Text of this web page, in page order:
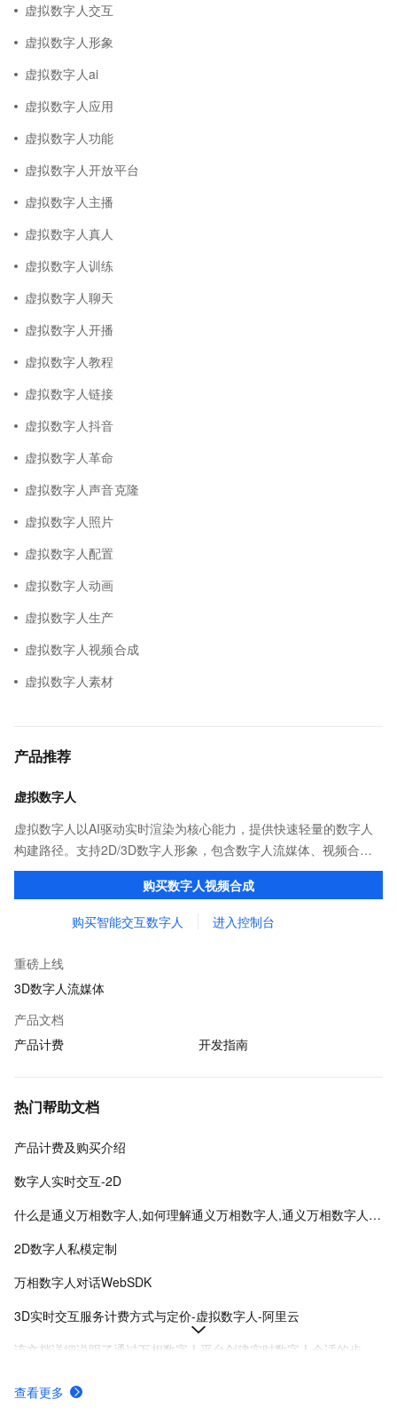
虚拟数字人交互
虚拟数字人形象
虚拟数字人ai
虚拟数字人应用
虚拟数字人功能
虚拟数字人开放平台
虚拟数字人主播
虚拟数字人真人
虚拟数字人训练
虚拟数字人聊天
虚拟数字人开播
虚拟数字人教程
虚拟数字人链接
虚拟数字人抖音
虚拟数字人革命
虚拟数字人声音克隆
虚拟数字人照片
虚拟数字人配置
虚拟数字人动画
虚拟数字人生产
虚拟数字人视频合成
虚拟数字人素材
产品推荐
虚拟数字人
虚拟数字人以AI驱动实时渲染为核心能力，提供快速轻量的数字人
构建路径。支持2D/3D数字人形象，包含数字人流媒体、视频合
成、形象创作与管理等功能，助力您开发生动智能、丰富多彩的数
购买数字人视频合成
购买智能交互数字人 进入控制台
重磅上线
3D数字人流媒体
产品文档
产品计费
开发指南
热门帮助文档
产品计费及购买介绍
数字人实时交互-2D
什么是通义万相数字人,如何理解通义万相数字人,通义万相数字人是什么
2D数字人私模定制
万相数字人对话WebSDK
3D实时交互服务计费方式与定价-虚拟数字人-阿里云
查看更多